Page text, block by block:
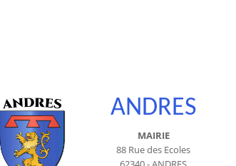
ANDRES
MAIRIE
88 Rue des Ecoles